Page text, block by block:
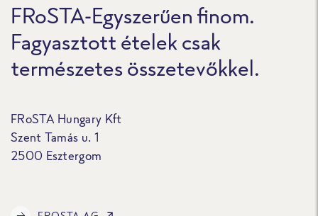
FRoSTA-Egyszerűen finom.
Fagyasztott ételek csak
természetes összetevőkkel.
FRoSTA Hungary Kft
Szent Tamás u. 1
2500 Esztergom